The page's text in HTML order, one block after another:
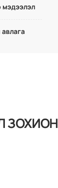
мэдээлэл
ЗОХИОН